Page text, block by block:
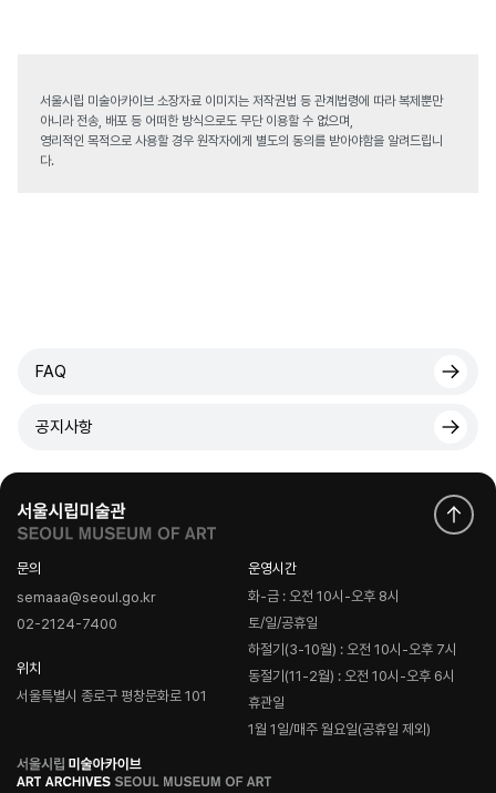
서울시립 미술아카이브 소장자료 이미지는 저작권법 등 관계법령에 따라 복제뿐만
아니라 전송, 배포 등 어떠한 방식으로도 무단 이용할 수 없으며,
영리적인 목적으로 사용할 경우 원작자에게 별도의 동의를 받아야함을 알려드립니
다.
FAQ
공지사항
문의
semaaa@seoul.go.kr
02-2124-7400
위치
서울특별시 종로구 평창문화로 101
운영시간
화-금 : 오전 10시-오후 8시
토/일/공휴일
하절기(3-10월) : 오전 10시-오후 7시
동절기(11-2월) : 오전 10시-오후 6시
휴관일
1월 1일/매주 월요일(공휴일 제외)
로
고